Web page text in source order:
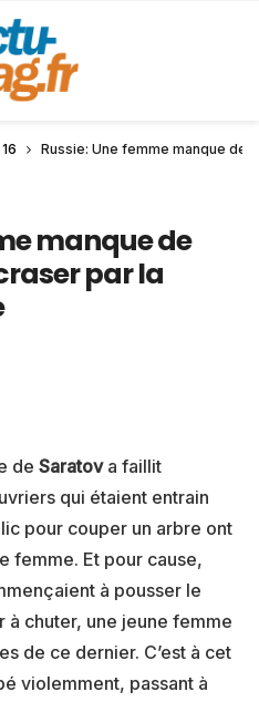
16 Russie: Une femme manque de
manque de
par la
de Saratov a faillit
qui étaient entrain
pour couper un arbre ont
femme. Et pour cause,
à pousser le
à chuter, une jeune femme
de ce dernier. C’est à cet
violemment, passant à